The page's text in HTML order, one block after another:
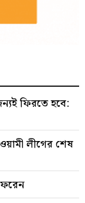
ফিরতে হবে:
লীগের শেষ